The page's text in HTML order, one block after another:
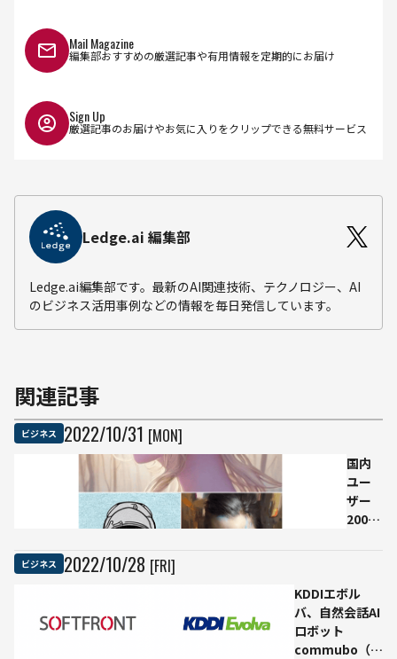
Mail Magazine
編集部おすすめの厳選記事や有用情報を定期的にお届け
Sign Up
厳選記事のお届けやお気に入りをクリップできる無料サービス
Ledge.ai 編集部
Ledge.ai編集部です。最新のAI関連技術、テクノロジー、AI
のビジネス活用事例などの情報を毎日発信しています。
関連記事
ビジネス 2022/10/31 [MON]
国内
ユー
ザー
200万
描き
AI「お
きば
ビジネス 2022/10/28 [FRI]
KDDIエボル
バ、自然会話AI
ロボット
commubo（コ